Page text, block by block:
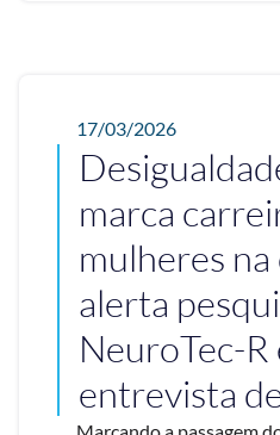
17/03/2026
marca
mulheres na
alerta
NeuroTec-R
entrevista